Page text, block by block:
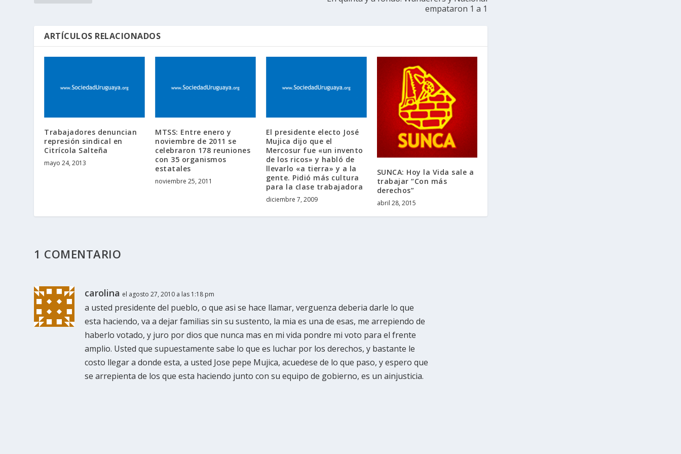
empataron 1 a 1
ARTÍCULOS RELACIONADOS
Trabajadores denuncian
represión sindical en
Citrícola Salteña
mayo 24, 2013
MTSS: Entre enero y
noviembre de 2011 se
celebraron 178 reuniones
con 35 organismos
estatales
noviembre 25, 2011
El presidente electo José
Mujica dijo que el
Mercosur fue «un invento
de los ricos» y habló de
llevarlo «a tierra» y a la
gente. Pidió más cultura
para la clase trabajadora
diciembre 7, 2009
SUNCA: Hoy la Vida sale a
trabajar “Con más
derechos”
abril 28, 2015
1 COMENTARIO
carolina el agosto 27, 2010 a las 1:18 pm
a usted presidente del pueblo, o que asi se hace llamar, verguenza deberia darle lo que
esta haciendo, va a dejar familias sin su sustento, la mia es una de esas, me arrepiendo de
haberlo votado, y juro por dios que nunca mas en mi vida pondre mi voto para el frente
amplio. Usted que supuestamente sabe lo que es luchar por los derechos, y bastante le
costo llegar a donde esta, a usted Jose pepe Mujica, acuedese de lo que paso, y espero que
se arrepienta de los que esta haciendo junto con su equipo de gobierno, es un ainjusticia.